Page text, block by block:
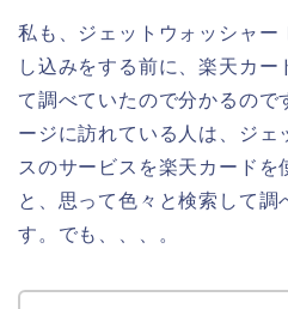
私も、ジェットウォッシャー
し込みをする前に、楽天カー
て調べていたので分かるので
ージに訪れている人は、ジェ
スのサービスを楽天カードを
と、思って色々と検索して調
す。でも、、、。